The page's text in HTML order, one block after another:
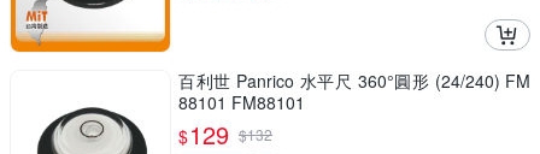
百利世 Panrico 水平尺 360°圓形 (24/240) FM
88101 FM88101
$129 $132